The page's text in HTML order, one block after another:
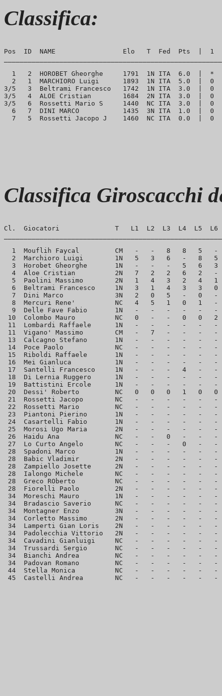
Classifica:
Pos  ID  NAME                 Elo   T  Fed  Pts  |
1   2  HOROBET Gheorghe     1791  1N ITA  6.0  |  *
2   1  MARCHIORO Luigi      1893  1N ITA  5.0  |  0
3/5   3  Beltrami Francesco   1742  1N ITA  3.0
3/5   4  ALOE Cristian        1684  2N ITA  3.0  |
3/5   6  Rossetti Mario S     1440  NC ITA  3.0
6   7  DINI MARCO           1435  3N ITA  1.0  |  0
Classifica Giroscacchi
Cl.  Giocatori              T   L1  L2  L3  L4  L5  L6  L7
1  Mouflih Faycal         CM   -   -   8   8   5
2  Marchioro Luigi        1N   5   3   6   -   8
3  Horobet Gheorghe       1N   -   -   -   5   6
4  Aloe Cristian          2N   7   2   2   6   2
5  Paolini Massimo        2N   1   4   3   2   4
6  Beltrami Francesco     1N   3   1   4   3   3
7  Dini Marco             3N   2   0   5   -   0
8  Mercuri Rene'          NC   4   5   1   0   1
9  Delle Fave Fabio       1N   -   -   -   -   -
10  Colombo Mauro          NC   0   -   -   0
11  Lombardi Raffaele      1N   -   -   -   -
11  Vigano' Massimo        CM   -   7   -
13  Calcagno Stefano       1N   -   -   -   -
14  Poce Paolo             NC   -   -   -   -
15  Riboldi Raffaele       1N   -   -   -   -
16  Mei Gianluca           1N   -   -   -   -
17  Santelli Francesco     1N   -   -   -
18  Di Lernia Ruggero      1N   -   -   -   -
19  Battistini Ercole      1N   -   -   -   -
20  Dessi' Roberto         NC   0   0   0   1
21  Rossetti Jacopo        NC   -   -   -   -
22  Rossetti Mario         NC   -   -   -   -
23  Piantoni Pierino       1N   -   -   -   -
24  Casartelli Fabio       1N   -   -   -   -
25  Morosi Ugo Maria       2N   -   -   -   -
26  Haidu Ana              NC   -   -   0   -
27  Lo Curto Angelo        NC   -   -   -
28  Spadoni Marco          1N   -   -   -   -
28  Babic Vladimir         2N   -   -   -   -
28  Zampiello Josette      2N   -   -   -   -
28  Ialongo Michele        NC   -   -   -   -
28  Greco ROberto          NC   -   -   -   -
28  Fiorelli Paolo         2N   -   -   -   -
34  Moreschi Mauro         1N   -   -   -   -
34  Bradascio Saverio      NC   -   -   -   -
34  Montagner Enzo         3N   -   -   -   -
34  Corletto Massimo       2N   -   -   -   -
34  Lamperti Gian Loris    2N   -   -   -   -
34  Padolecchia Vittorio   2N   -   -   -   -
34  Cavadini Gianluigi     NC   -   -   -   -
34  Trussardi Sergio       NC   -   -   -   -
34  Bianchi Andrea         NC   -   -   -   -
34  Padovan Romano         NC   -   -   -
44  Stella Monica          NC   -   -   -   -
45  Castelli Andrea        NC   -   -   -   -